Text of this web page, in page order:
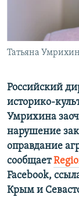
УКРАИНСКАЯ
Все сайты
Татьяна
Российский
историко-
Умрихина
нарушение
оправдание
сообщает
Facebook,
Крым и